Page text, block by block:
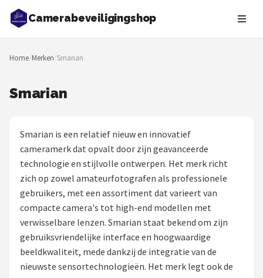
Camerabeveiligingshop
Zoeken
NAVIGATIE
Blog
Beveiligingscamera's
Camera Deurbellen
NAS
Shop
Home/Merken/Smarian
Smarian
Smarian is een relatief nieuw en innovatief
cameramerk dat opvalt door zijn geavanceerde
technologie en stijlvolle ontwerpen. Het merk richt
zich op zowel amateurfotografen als professionele
gebruikers, met een assortiment dat varieert van
compacte camera's tot high-end modellen met
verwisselbare lenzen. Smarian staat bekend om zijn
gebruiksvriendelijke interface en hoogwaardige
beeldkwaliteit, mede dankzij de integratie van de
nieuwste sensortechnologieën. Het merk legt ook de